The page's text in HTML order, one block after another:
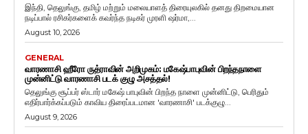
இந்தி, தெலுங்கு, தமிழ் மற்றும் மலையாளத் திரையுலகில் தனது திறமையான
நடிப்பால் ரசிகர்களைக் கவர்ந்த நடிகர் முரளி ஷர்மா,...
August 10, 2026
GENERAL
வாரணாசி ஹீரோ ருத்ராவின் அறிமுகம்: மகேஷ்பாபுவின் பிறந்தநாளை
முன்னிட்டு வாரணாசி படக் குழு அசத்தல்!
தெலுங்கு சூப்பர் ஸ்டார் மகேஷ் பாபுவின் பிறந்த நாளை முன்னிட்டு, பெரிதும்
எதிர்பார்க்கப்படும் காவிய திரைப்படமான 'வாரணாசி' படக்குழு...
August 9, 2026